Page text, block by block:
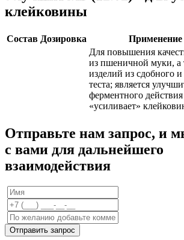
клейковины
Состав Дозировка Применение
Для повышения
из пшеничной муки, а
изделий из сдобного и
теста; является
ферментного
«усиливает»
Отправьте нам запрос, и
с вами для дальнейшего
взаимодействия
Отправить запрос